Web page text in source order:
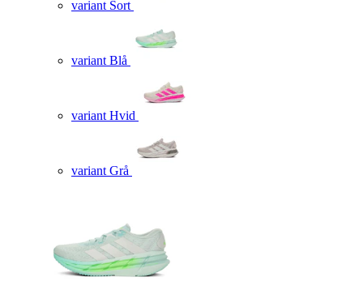
variant Sort
variant Blå
variant Hvid
variant Grå